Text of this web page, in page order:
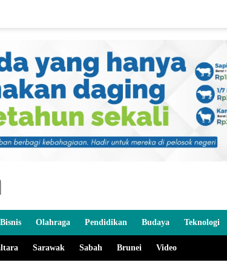
Olahraga Pendidikan Budaya Teknologi
Sarawak Sabah Brunei Video